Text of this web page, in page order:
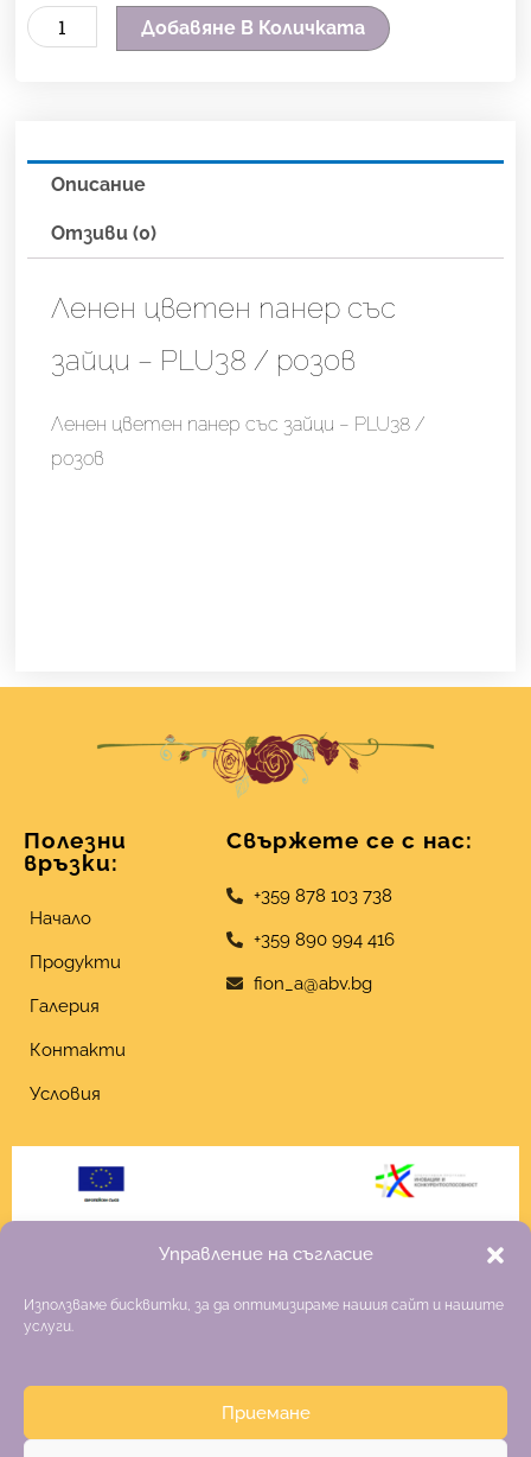
Управление на съгласие
Използваме бисквитки, за да оптимизираме нашия сайт и нашите
услуги.
Приемане
количество
панер
със
зайци
-
PLU38
розов
Добавяне В Количката
Описание
Отзиви (0)
Ленен цветен панер със
зайци – PLU38 / розов
Ленен цветен панер със зайци – PLU38 /
розов
Полезни
връзки:
Начало
Продукти
Галерия
Контакти
Условия
Свържете се с нас:
+359 878 103 738
+359 890 994 416
fion_a@abv.bg